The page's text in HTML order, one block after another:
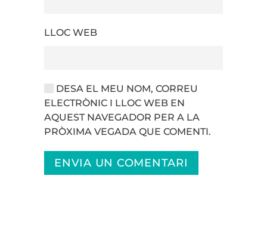
LLOC WEB
DESA EL MEU NOM, CORREU
ELECTRÒNIC I LLOC WEB EN
AQUEST NAVEGADOR PER A LA
PRÒXIMA VEGADA QUE COMENTI.
ENVIA UN COMENTARI